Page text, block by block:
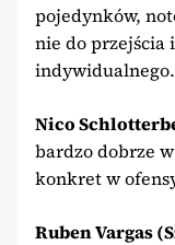
pojedynków,
nie do przejścia
indywidualnego.
Nico
bardzo dobrze
konkret w
Ruben Vargas